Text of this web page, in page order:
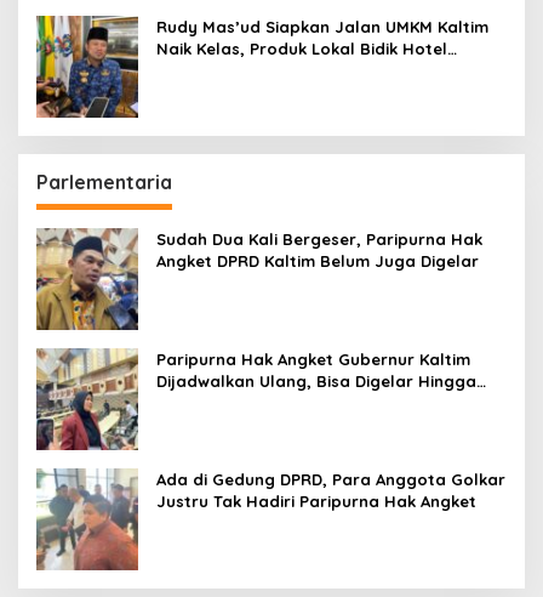
Rudy Mas’ud Siapkan Jalan UMKM Kaltim
Naik Kelas, Produk Lokal Bidik Hotel
Parlementaria
Sudah Dua Kali Bergeser, Paripurna Hak
Angket DPRD Kaltim Belum Juga Digelar
Paripurna Hak Angket Gubernur Kaltim
Dijadwalkan Ulang, Bisa Digelar Hingga
Ada di Gedung DPRD, Para Anggota Golkar
Justru Tak Hadiri Paripurna Hak Angket